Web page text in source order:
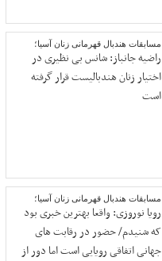
مسابقات هندبال قهرمانی زنان آسیا؛
راضیه جانباز: شانس بی نظیری در
اختیار زنان هندبالیست قرار گرفته
است
مسابقات هندبال قهرمانی زنان آسیا؛
رویا نوروزی: واقعا بهترین خبری بود
که شنیدم/ حضور در رقابت های
جهانی اتفاقی رویایی است اما دور از